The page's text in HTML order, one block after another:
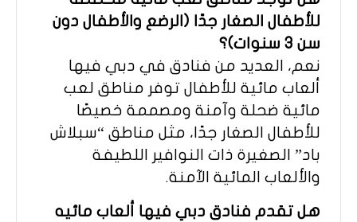
للأطفال الصغار جدًا (الرضع والأطفال دون
سن 3 سنوات)؟
نعم، العديد من فنادق في دبي فيها
ألعاب مائية للأطفال توفر مناطق لعب
مائية ضحلة وآمنة ومصممة خصيصًا
للأطفال الصغار جدًا، مثل مناطق “سبلاش
باد” الصغيرة ذات النوافير اللطيفة
والألعاب المائية الآمنة.
هل تقدم فنادق دبي فيها ألعاب مائيه